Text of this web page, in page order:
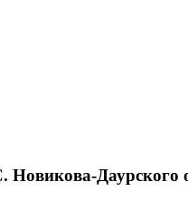
Новикова-